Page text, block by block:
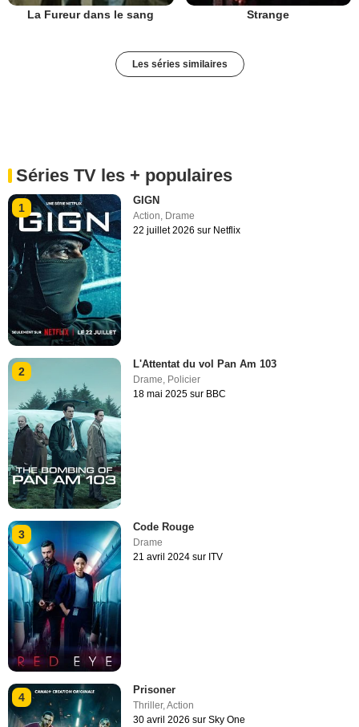
La Fureur dans le sang Strange
Les séries similaires
Séries TV les + populaires
1
GIGN
Action, Drame
22 juillet 2026 sur Netflix
2
L'Attentat du vol Pan Am 103
Drame Policier
18 mai 2025 sur BBC
3
Code Rouge
Drame
21 avril 2024 sur ITV
4
Prisoner
Thriller,Action
30 avril 2026 sur Sky One